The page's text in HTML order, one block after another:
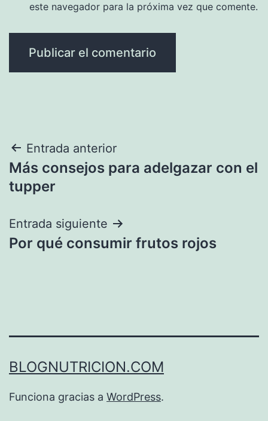
este navegador para la próxima vez que comente.
Navegación
de
Entrada anterior
Más consejos para adelgazar con el
tupper
Entrada siguiente
Por qué consumir frutos rojos
BLOGNUTRICION.COM
Funciona gracias a WordPress.